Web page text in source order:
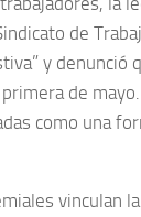
de
y denunció
de
como una
vinculan